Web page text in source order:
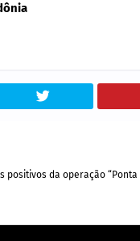
positivos da operação “Ponta